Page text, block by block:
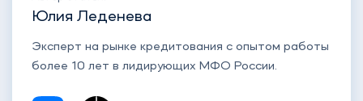
Юлия Леденева
Эксперт на рынке кредитования с опытом работы
более 10 лет в лидирующих МФО России.